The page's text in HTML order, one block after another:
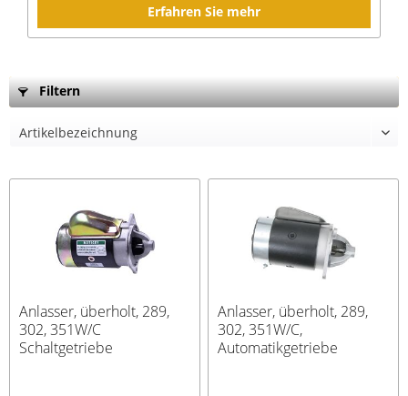
Erfahren Sie mehr
Filtern
Anlasser, überholt, 289,
302, 351W/C
Schaltgetriebe
Anlasser, überholt, 289,
302, 351W/C,
Automatikgetriebe